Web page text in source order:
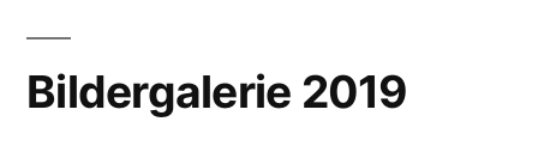
Bildergalerie 2019